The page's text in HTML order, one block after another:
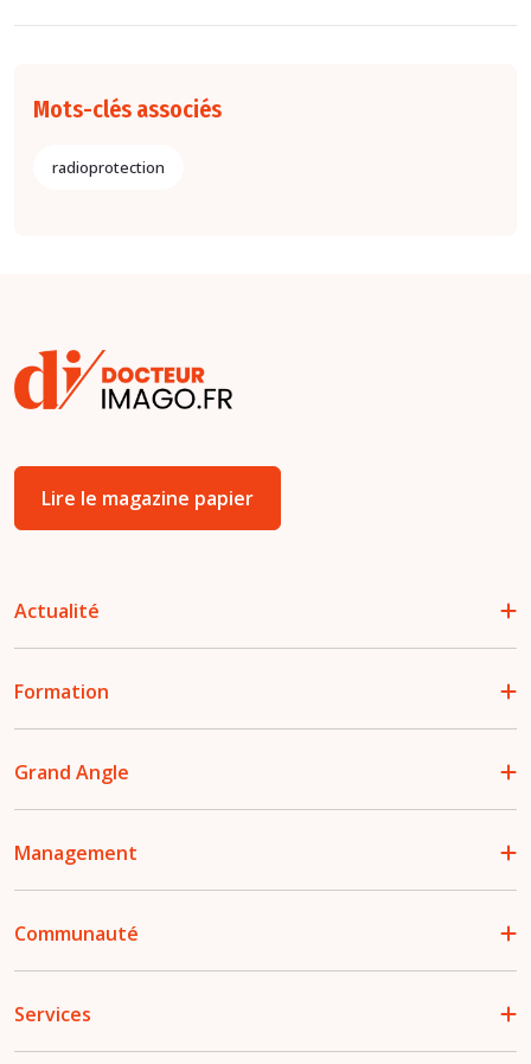
Mots-clés associés
radioprotection
Lire le magazine papier
Actualité
Formation
Grand Angle
Management
Communauté
Services